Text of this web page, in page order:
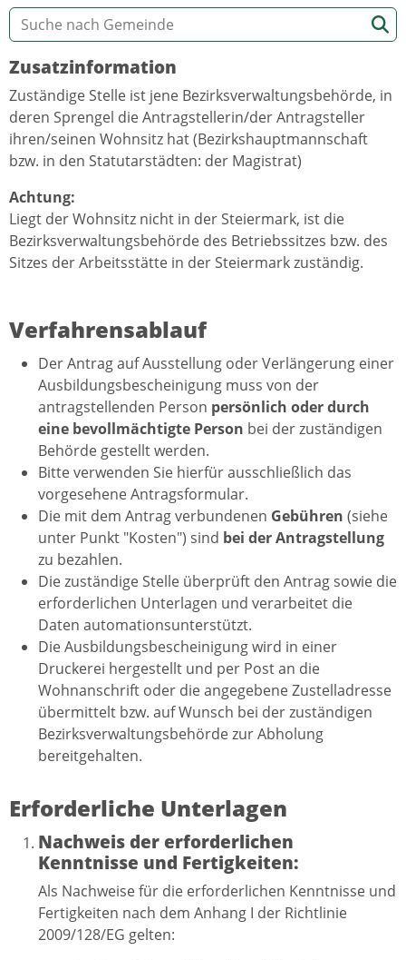
Zusatzinformation
Zuständige Stelle ist jene Bezirksverwaltungsbehörde, in
deren Sprengel die Antragstellerin/der Antragsteller
ihren/seinen Wohnsitz hat (Bezirkshauptmannschaft
bzw. in den Statutarstädten: der Magistrat)
Achtung:
Liegt der Wohnsitz nicht in der Steiermark, ist die
Bezirksverwaltungsbehörde des Betriebssitzes bzw. des
Sitzes der Arbeitsstätte in der Steiermark zuständig.
Verfahrensablauf
Der Antrag auf Ausstellung oder Verlängerung einer
Ausbildungsbescheinigung muss von der
antragstellenden Person persönlich oder durch
eine bevollmächtigte Person bei der zuständigen
Behörde gestellt werden.
Bitte verwenden Sie hierfür ausschließlich das
vorgesehene Antragsformular.
Die mit dem Antrag verbundenen Gebühren (siehe
unter Punkt "Kosten") sind bei der Antragstellung
zu bezahlen.
Die zuständige Stelle überprüft den Antrag sowie die
erforderlichen Unterlagen und verarbeitet die
Daten automationsunterstützt.
Die Ausbildungsbescheinigung wird in einer
Druckerei hergestellt und per Post an die
Wohnanschrift oder die angegebene Zustelladresse
übermittelt bzw. auf Wunsch bei der zuständigen
Bezirksverwaltungsbehörde zur Abholung
bereitgehalten.
Erforderliche Unterlagen
Nachweis der erforderlichen
Kenntnisse und Fertigkeiten:
Als Nachweise für die erforderlichen Kenntnisse und
Fertigkeiten nach dem Anhang I der Richtlinie
2009/128/EG gelten: